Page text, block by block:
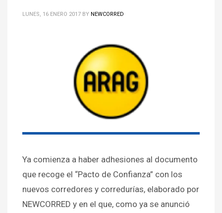
LUNES, 16 ENERO 2017 BY NEWCORRED
Ya comienza a haber adhesiones al documento
que recoge el “Pacto de Confianza” con los
nuevos corredores y corredurías, elaborado por
NEWCORRED y en el que, como ya se anunció